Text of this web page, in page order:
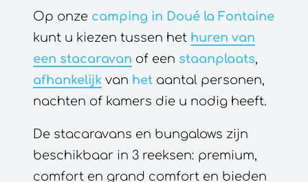
afhankelijk
van hetaantal personen,
nachten of kamers die u nodig heeft.
De stacaravans en bungalows zijn
beschikbaar in 3 reeksen: premium,
comfort en grand comfort en bieden
plaats aan 2 tot 7 personen. Deze
zorgvuldig geselecteerde
kampeeraccommodatie
s bieden